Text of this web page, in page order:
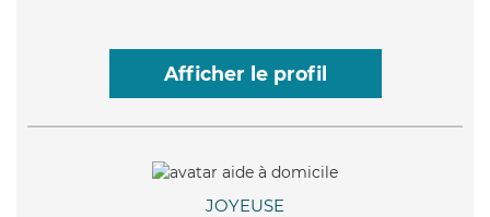
Afficher le profil
JOYEUSE